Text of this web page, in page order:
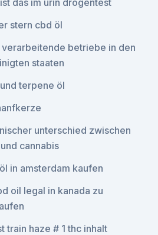
das im urin drogentest
stern cbd öl
verarbeitende betriebe in den
staaten
terpene öl
unterschied zwischen
cannabis
in amsterdam kaufen
oil legal in kanada zu
train haze # 1 thc inhalt